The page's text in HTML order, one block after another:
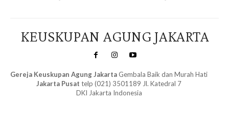
KEUSKUPAN AGUNG JAKARTA
Gereja Keuskupan Agung Jakarta Gembala Baik dan Murah Hati
Jakarta Pusat telp (021) 3501189 Jl. Katedral 7
DKI Jakarta Indonesia